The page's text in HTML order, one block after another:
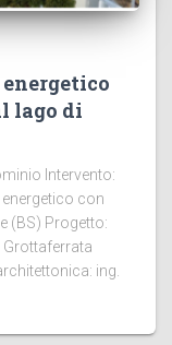
lago di
Intervento:
con
(BS) Progetto:
Grottaferrata
ing.